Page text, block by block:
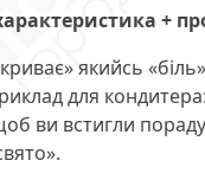
+
якийсь
для
ви встигли